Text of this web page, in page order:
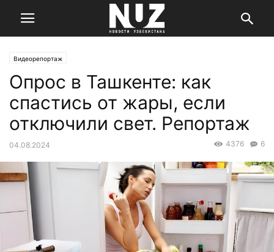
Видеорепортаж
Опрос в Ташкенте: как
спастись от жары, если
отключили свет. Репортаж
04.08.2024 6
4376